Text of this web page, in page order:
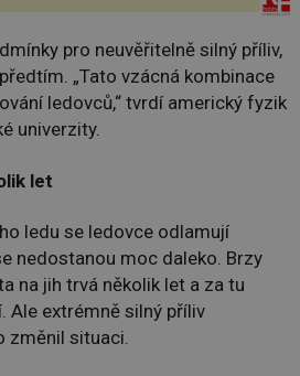
pro neuvěřitelně silný příliv,
„Tato vzácná kombinace
ledovců,“ tvrdí americký fyzik
univerzity.
let
ledu se ledovce odlamují
nedostanou moc daleko. Brzy
na jih trvá několik let a za tu
Ale extrémně silný příliv
změnil situaci.